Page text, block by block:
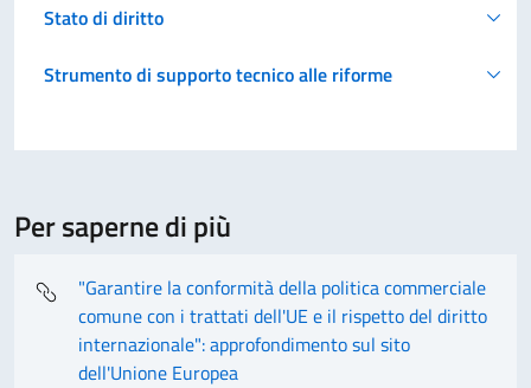
Stato di diritto
Strumento di supporto tecnico alle riforme
Per saperne di più
"Garantire la conformità della politica commerciale
comune con i trattati dell'UE e il rispetto del diritto
internazionale": approfondimento sul sito
dell'Unione Europea